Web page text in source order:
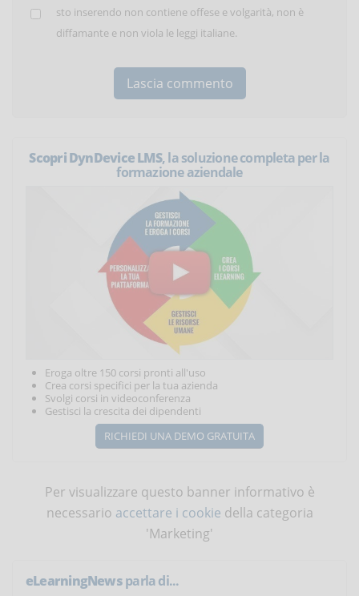
sto inserendo non contiene offese e volgarità, non è
diffamante e non viola le leggi italiane.
Scopri DynDevice LMS, la soluzione completa per la
formazione aziendale
Eroga oltre 150 corsi pronti all'uso
Crea corsi specifici per la tua azienda
Svolgi corsi in videoconferenza
Gestisci la crescita dei dipendenti
RICHIEDI UNA DEMO GRATUITA
Per visualizzare questo banner informativo è
necessario accettare i cookie della categoria
'Marketing'
eLearningNewsparla di...